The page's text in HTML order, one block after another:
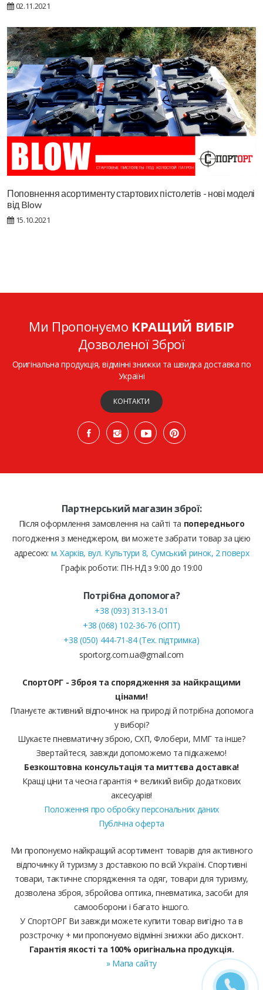
02.11.2021
Поповнення асортименту стартових пістолетів - нові моделі
від Blow
15.10.2021
Ми Пропонуємо КРАЩИЙ ВИБІР
Дозволеної Зброї
Оригінальна продукція, відмінні знижки та швидка доставка по
Україні
КОНТАКТИ
Партнерський магазин зброї:
Після оформлення замовлення на сайті та попереднього
погодження з менеджером, ви можете забрати товар за цією
адресою: м. Харків, вул. Культури 8, Сумський ринок, 2 поверх
Графік роботи: ПН-НД з 9:00 до 19:00
Потрібна допомога?
+38 (093) 313-13-01
+38 (068) 102-36-76 (ОПТ)
+38 (050) 444-71-84 (Тех. підтримка)
sportorg.com.ua@gmail.com
СпортОРГ - Зброя та спорядження за найкращими
цінами!
Плануєте активний відпочинок на природі й потрібна допомога
у виборі?
Шукаєте пневматичну зброю, СХП, Флобери, ММГ та інше?
Звертайтеся, завжди допоможемо та підкажемо!
Безкоштовна консультація та миттєва доставка!
Кращі ціни та чесна гарантія + великий вибір додаткових
аксесуарів!
Положення про обробку персональних даних
Публічна оферта
Ми пропонуємо найкращий асортимент товарів для активного
відпочинку й туризму з доставкою по всій Україні. Спортивні
товари, тактичне спорядження та одяг, товари для туризму,
дозволена зброя, збройова оптика, пневматика, засоби для
самооборони і багато іншого.
У СпортОРГ Ви завжди можете купити товар вигідно та в
розстрочку + ми пропонуємо відмінні знижки або дисконт.
Гарантія якості та 100% оригінальна продукція.
» Мапа сайту